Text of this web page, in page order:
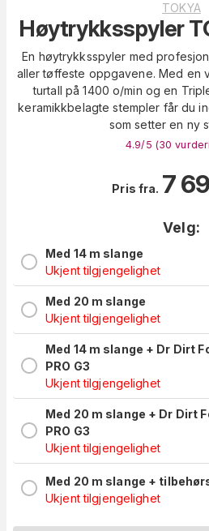
TOKYA
Høytrykksspyler
En høytrykksspyler med
aller tøffeste oppgavene. Med en
turtall på 1400 o/min og en
keramikkbelagte stempler får du
som setter en ny
4.9/5 (30
Pris fra. 7
Velg:
Med 14 m slange
Ukjent tilgjengelighet
Med 20 m slange
Ukjent tilgjengelighet
Med 14 m slange + Dr Dirt
PRO G3
Ukjent tilgjengelighet
Med 20 m slange + Dr Dirt
PRO G3
Ukjent tilgjengelighet
Med 20 m slange +
Ukjent tilgjengelighet